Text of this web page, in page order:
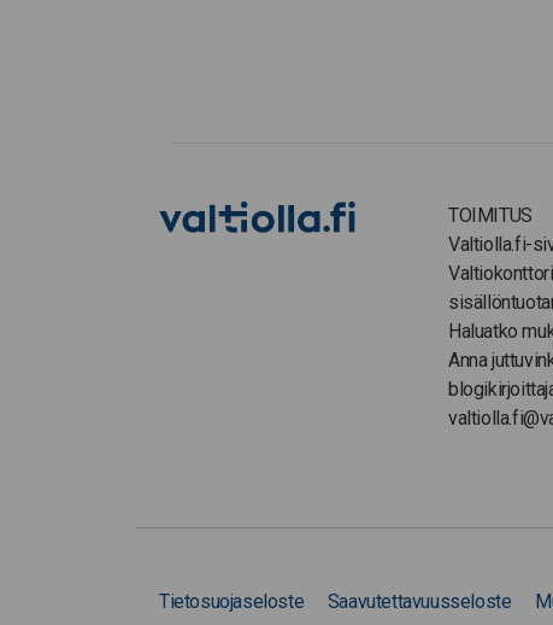
TOIMITUS
Valtiolla.fi-
Haluatko
Anna
Tietosuojaseloste Saavutettavuusseloste